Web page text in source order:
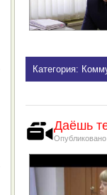
Категория:
Даёшь
Опубликовано